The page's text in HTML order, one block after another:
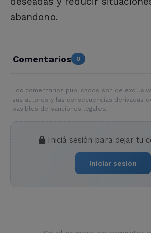
abandono.
Comentarios 0
Los comentarios publicados son de
sus autores y las consecuencias derivadas
pasibles de sanciones legales.
Iniciá sesión para dejar tu
Iniciar sesión